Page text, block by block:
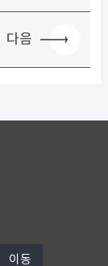
다음
이동